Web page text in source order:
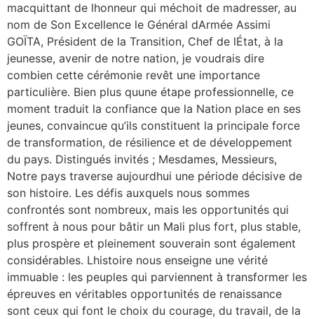
macquittant de lhonneur qui méchoit de madresser, au
nom de Son Excellence le Général dArmée Assimi
GOÏTA, Président de la Transition, Chef de lÉtat, à la
jeunesse, avenir de notre nation, je voudrais dire
combien cette cérémonie revêt une importance
particulière. Bien plus quune étape professionnelle, ce
moment traduit la confiance que la Nation place en ses
jeunes, convaincue qu’ils constituent la principale force
de transformation, de résilience et de développement
du pays. Distingués invités ; Mesdames, Messieurs,
Notre pays traverse aujourdhui une période décisive de
son histoire. Les défis auxquels nous sommes
confrontés sont nombreux, mais les opportunités qui
soffrent à nous pour bâtir un Mali plus fort, plus stable,
plus prospère et pleinement souverain sont également
considérables. Lhistoire nous enseigne une vérité
immuable : les peuples qui parviennent à transformer les
épreuves en véritables opportunités de renaissance
sont ceux qui font le choix du courage, du travail, de la